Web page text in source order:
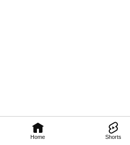
Home Shorts